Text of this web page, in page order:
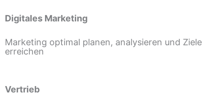
Digitales Marketing
Marketing optimal planen, analysieren und Ziele
erreichen
Vertrieb